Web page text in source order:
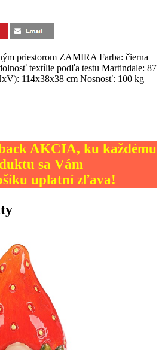
priestorom ZAMIRA Farba: čierna
textílie podľa testu Martindale: 87
114x38x38 cm Nosnosť: 100 kg
AKCIA, ku každému
sa Vám
uplatní zľava!